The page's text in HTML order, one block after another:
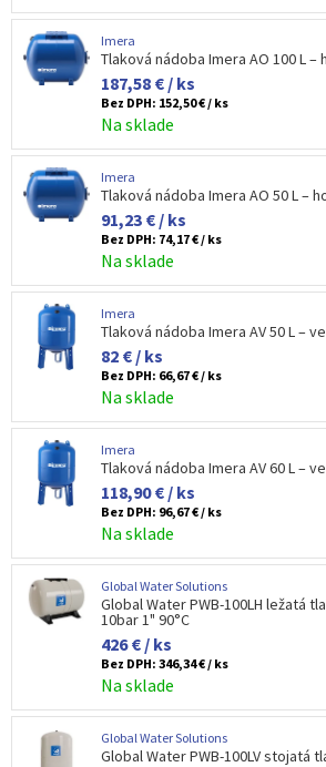
Imera
Tlaková nádoba Imera AO 100 L –
187,58 € / ks
Bez DPH: 152,50 € / ks
Na sklade
Imera
Tlaková nádoba Imera AO 50 L –
91,23 € / ks
Bez DPH: 74,17 € / ks
Na sklade
Imera
Tlaková nádoba Imera AV 50 L –
82 € / ks
Bez DPH: 66,67 € / ks
Na sklade
Imera
Tlaková nádoba Imera AV 60 L –
118,90 € / ks
Bez DPH: 96,67 € / ks
Na sklade
Global Water Solutions
Global Water PWB-100LH ležatá
10bar 1" 90°C
426 € / ks
Bez DPH: 346,34 € / ks
Na sklade
Global Water Solutions
Global Water PWB-100LV stojatá